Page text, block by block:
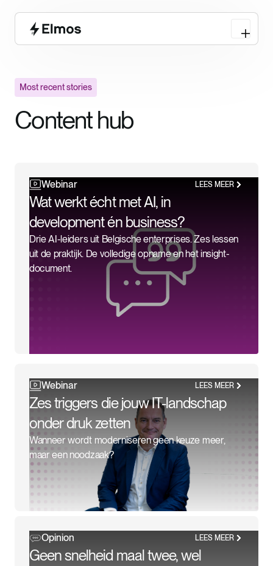
Most recent stories
Content hub
Webinar LEES MEER
Zes triggers die jouw IT-landschap
onder druk zetten
Wanneer wordt moderniseren geen keuze meer,
maar een noodzaak?
Opinion LEES MEER
Geen snelheid maal twee, wel
Webinar LEES MEER
Wat werkt écht met AI, in
development én business?
Drie AI-leiders uit Belgische enterprises. Zes lessen
uit de praktijk. De volledige opname en het insight-
document.